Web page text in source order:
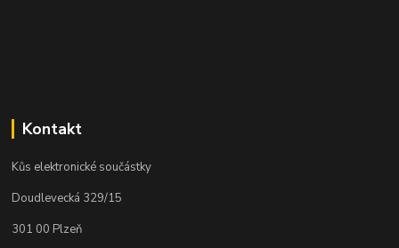
Kontakt
Kůs elektronické součástky
Doudlevecká 329/15
301 00 Plzeň